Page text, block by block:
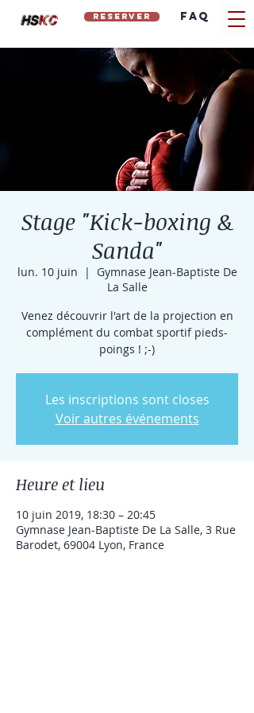
hskc reserver FAQ
Stage "Kick-boxing &
Sanda"
lun. 10 juin
  |
Gymnase Jean-Baptiste De
La Salle
Venez découvrir l'art de la projection en
complément du combat sportif pieds-
poings ! ;-)
Les inscriptions sont closes
Voir autres événements
Heure et lieu
10 juin 2019, 18:30 – 20:45
Gymnase Jean-Baptiste De La Salle, 3 Rue
Barodet, 69004 Lyon, France